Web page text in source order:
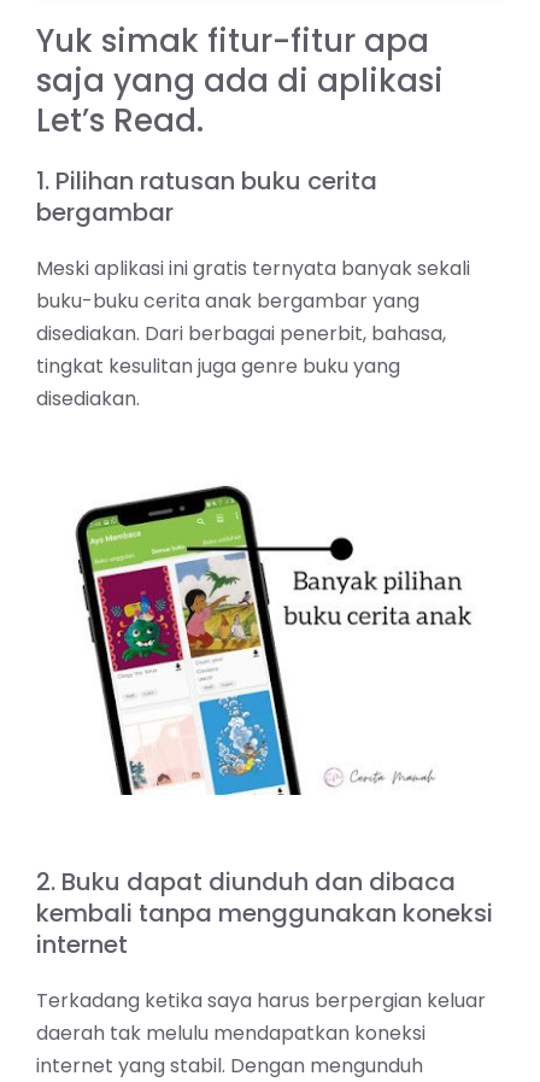
Yuk simak fitur-fitur apa
saja yang ada di aplikasi
Let’s Read.
1. Pilihan ratusan buku cerita
bergambar
Meski aplikasi ini gratis ternyata banyak sekali
buku-buku cerita anak bergambar yang
disediakan. Dari berbagai penerbit, bahasa,
tingkat kesulitan juga genre buku yang
disediakan.
2. Buku dapat diunduh dan dibaca
kembali tanpa menggunakan koneksi
internet
Terkadang ketika saya harus berpergian keluar
daerah tak melulu mendapatkan koneksi
internet yang stabil. Dengan mengunduh